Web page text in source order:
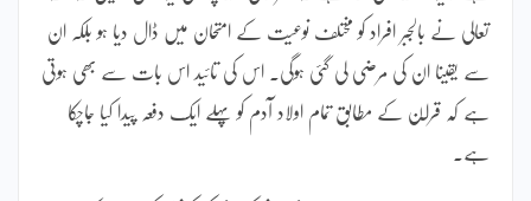
تعالی نے بالجبر افراد کو مختلف نوعیت کے امتحان میں ڈال دیا ہو بلکہ ان
سے یقینا ان کی مرضی لی گئی ہوگی۔ اس کی تائید اس بات سے بھی ہوتی
ہے کہ قرا ٓن کے مطابق تمام اولاد آدم کو پہلے ایک دفعہ پیدا کیا جاچکا
ہے۔